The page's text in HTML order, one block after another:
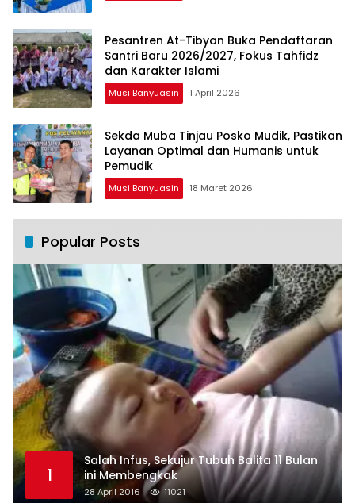
Pesantren At-Tibyan Buka Pendaftaran
Santri Baru 2026/2027, Fokus Tahfidz
dan Karakter Islami
Musi Banyuasin 1 April 2026
Sekda Muba Tinjau Posko Mudik, Pastikan
Layanan Optimal dan Humanis untuk
Pemudik
Musi Banyuasin 18 Maret 2026
Popular Posts
1
Salah Infus, Sekujur Tubuh Balita 11 Bulan
ini Membengkak
28 April 2016 11021